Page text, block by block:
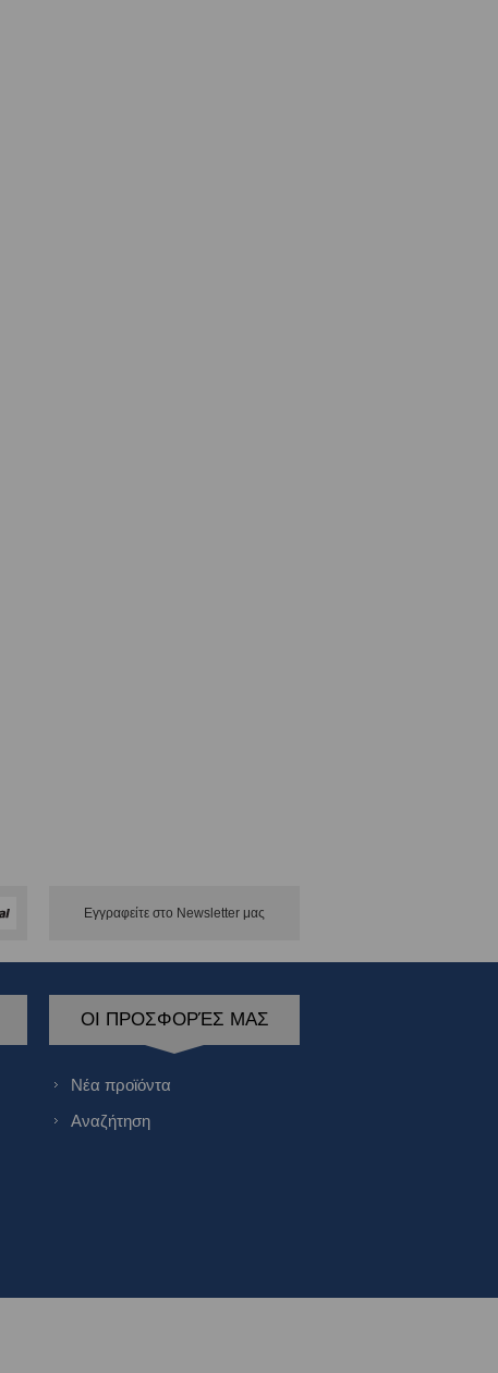
Εγγραφείτε στο Νewsletter μας
ΟΙ ΠΡΟΣΦΟΡΈΣ ΜΑΣ
Νέα προϊόντα
Αναζήτηση